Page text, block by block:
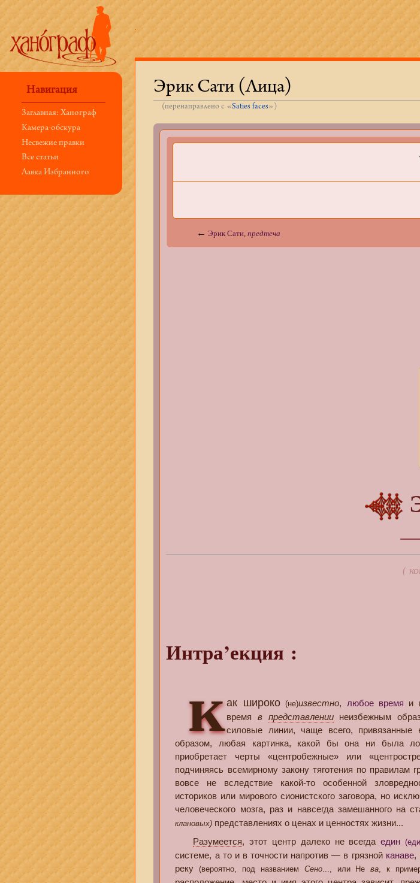
Эрик Сати (Лица)
(перенаправлено с «Saties faces»)
← Эрик Сати,предтеча
(
Интра’екция :
как широко (не)известно, любое время и
время в представлениинеизбежным
силовые линии, чаще всего,
образом, любая картинка, какой бы она ни была
приобретает черты «центробежные» или
подчиняясь всемирному закону тяготения по правилам
вовсе не вследствие какой-то особенной
историков или мирового сионистского заговора, но
человеческого мозга, раз и навсегда замешанного на
клановых) представлениях о ценах и ценностях жизни...
Разумеется, этот центр далеко не всегдаедин
системе, а то и в точности напротив — в грязной канаве,
реку(вероятно, под названием Сено..., или Нева, к
Навигация
Заглавная: Ханограф
Камера-обскура
Несвежие правки
Все статьи
Лавка Избранного